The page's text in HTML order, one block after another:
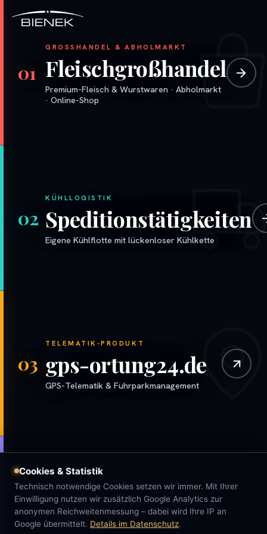
Bienek Unternehmensgruppe
01
GROSSHANDEL & ABHOLMARKT
Fleischgroßhandel
Premium-Fleisch & Wurstwaren · Abholmarkt
· Online-Shop
02
KÜHLLOGISTIK
Speditionstätigkeiten
Eigene Kühlflotte mit lückenloser Kühlkette
03
TELEMATIK-PRODUKT
gps-ortung24.de
GPS-Telematik & Fuhrparkmanagement
04
SOFTWARE & WEBENTWICKLUNG
Websites & IoT
Eigene Software, Web- & EDV-Lösungen
Cookies & Statistik
Technisch notwendige Cookies setzen wir immer. Mit Ihrer
Einwilligung nutzen wir zusätzlich Google Analytics zur
anonymen Reichweitenmessung – dabei wird Ihre IP an
Google übermittelt. Details im Datenschutz.